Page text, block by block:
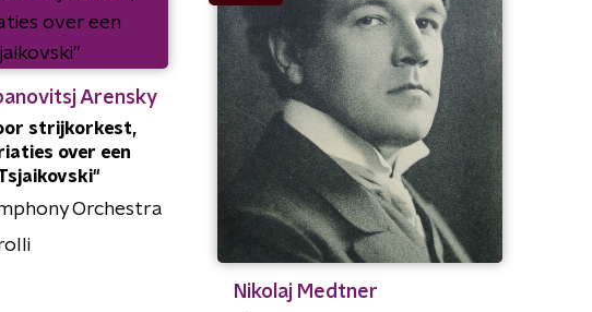
Arensky
strijkorkest,
over een
Orchestra
Nikolaj Medtner